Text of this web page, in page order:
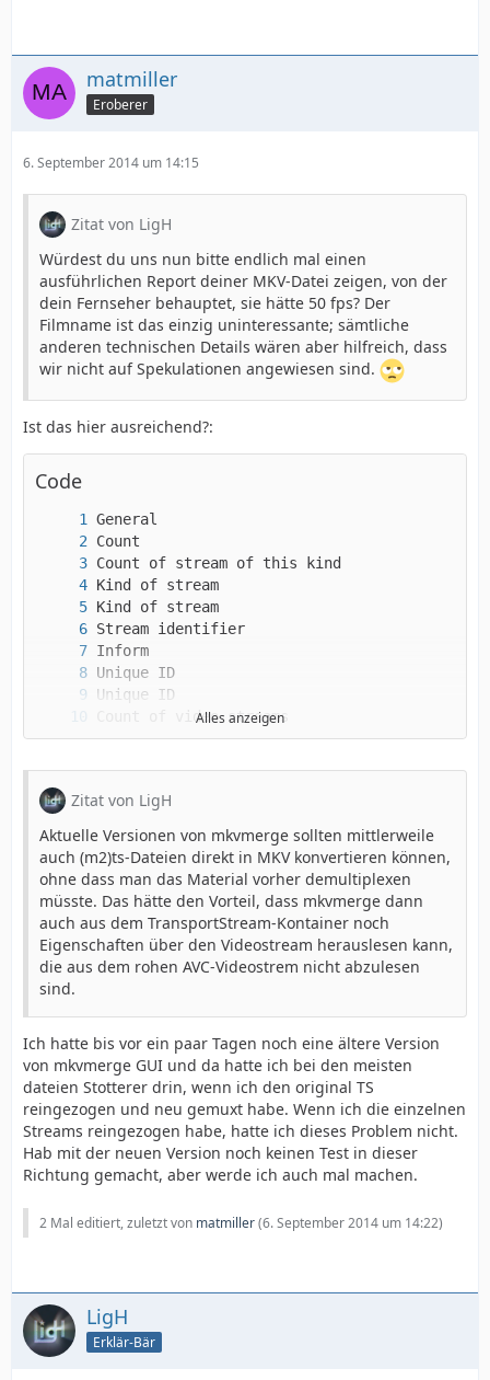
matmiller
Eroberer
6. September 2014 um 14:15
Zitat von LigH
Würdest du uns nun bitte endlich mal einen
ausführlichen Report deiner MKV-Datei zeigen, von der
dein Fernseher behauptet, sie hätte 50 fps? Der
Filmname ist das einzig uninteressante; sämtliche
anderen technischen Details wären aber hilfreich, dass
wir nicht auf Spekulationen angewiesen sind.
Ist das hier ausreichend?:
Code
Alles anzeigen
Zitat von LigH
Aktuelle Versionen von mkvmerge sollten mittlerweile
auch (m2)ts-Dateien direkt in MKV konvertieren können,
ohne dass man das Material vorher demultiplexen
müsste. Das hätte den Vorteil, dass mkvmerge dann
auch aus dem TransportStream-Kontainer noch
Eigenschaften über den Videostream herauslesen kann,
die aus dem rohen AVC-Videostrem nicht abzulesen
sind.
Ich hatte bis vor ein paar Tagen noch eine ältere Version
von mkvmerge GUI und da hatte ich bei den meisten
dateien Stotterer drin, wenn ich den original TS
reingezogen und neu gemuxt habe. Wenn ich die einzelnen
Streams reingezogen habe, hatte ich dieses Problem nicht.
Hab mit der neuen Version noch keinen Test in dieser
Richtung gemacht, aber werde ich auch mal machen.
2 Mal editiert, zuletzt von matmiller(6. September 2014 um 14:22)
LigH
Erklär-Bär